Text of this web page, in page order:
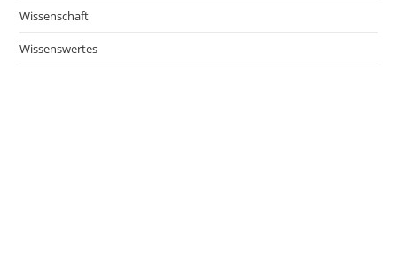
Wissenschaft
Wissenswertes